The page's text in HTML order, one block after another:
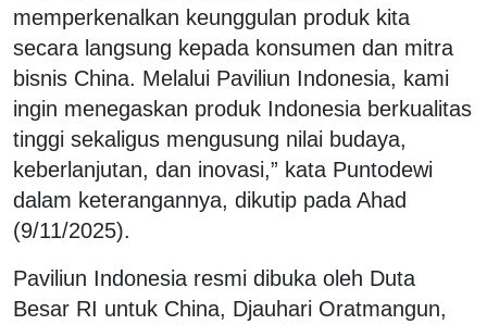
memperkenalkan keunggulan produk kita
secara langsung kepada konsumen dan mitra
bisnis China. Melalui Paviliun Indonesia, kami
ingin menegaskan produk Indonesia berkualitas
tinggi sekaligus mengusung nilai budaya,
keberlanjutan, dan inovasi,” kata Puntodewi
dalam keterangannya, dikutip pada Ahad
(9/11/2025).
Paviliun Indonesia resmi dibuka oleh Duta
Besar RI untuk China, Djauhari Oratmangun,